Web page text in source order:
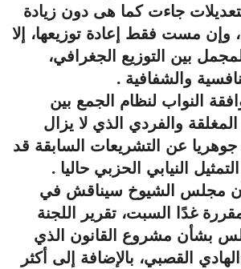
جاءت كما هى دون زيادة
وإن مست فقط إعادة توزيعها، إلا
بين التوزيع الجغرافي،
والشفافية .
النواب لنظام الجمع بين
المغلقة والفردي الذي لا يزال
جوهريا عن التشريعات السابقة قد
النيابي الحزبي حاليا .
أن مجلس الشيوخ سيناقش في
غدًا السبت، تقرير اللجنة
بشأن مشروع القانون الذي
القصبي، بالإضافة إلى أكثر